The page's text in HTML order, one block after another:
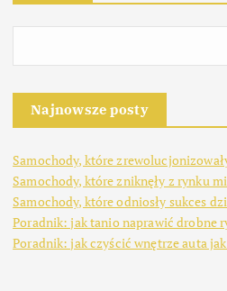
Najnowsze posty
Samochody, które
Samochody, które zniknęły z rynku
Samochody, które odniosły sukces
Poradnik: jak tanio naprawić drobne
Poradnik: jak czyścić wnętrze auta